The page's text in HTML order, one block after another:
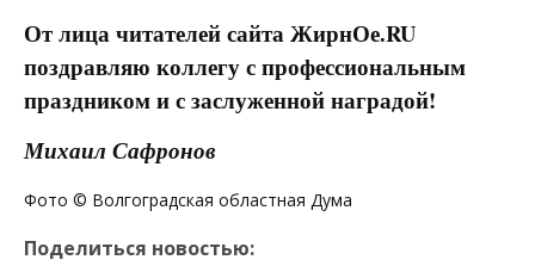
От лица читателей сайта ЖирнОе.RU
поздравляю коллегу с профессиональным
праздником и с заслуженной наградой!
Михаил Сафронов
Фото © Волгоградская областная Дума
Поделиться новостью: